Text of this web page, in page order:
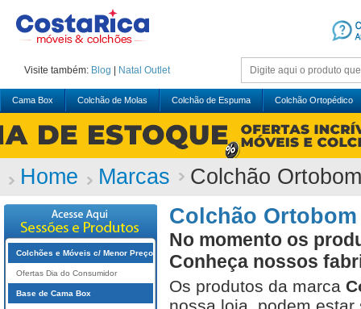
Visite também: Blog Natal Outlet
Cama Box Colchão de Molas Colchão de Espuma Colchão Ortopédico
Home Marcas
Colchão Ortobom
Colchão Ortobom
No momento os
Conheça nossos
Os produtos da marca
Colchões e Móveis c/ Menor Preço
Ofertas Dia do Consumidor
Base de Cama Box